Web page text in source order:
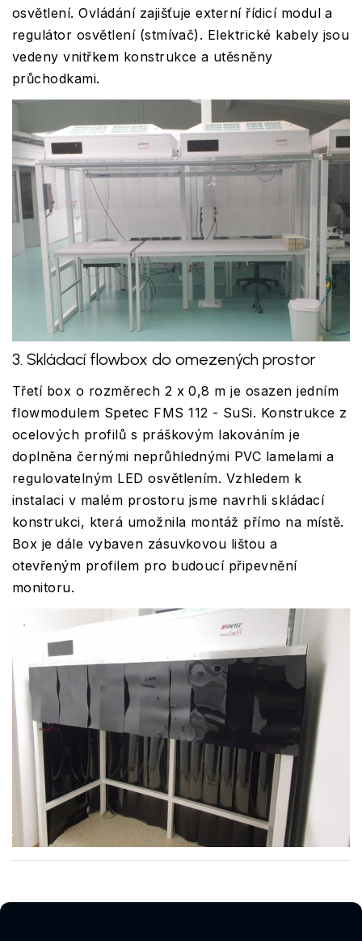
osvětlení. Ovládání zajišťuje externí řídicí modul a
regulátor osvětlení (stmívač). Elektrické kabely jsou
vedeny vnitřkem konstrukce a utěsněny
průchodkami.
3. Skládací flowbox do omezených prostor
Třetí box o rozměrech 2 x 0,8 m je osazen jedním
flowmodulem Spetec FMS 112 - SuSi. Konstrukce z
ocelových profilů s práškovým lakováním je
doplněna černými neprůhlednými PVC lamelami a
regulovatelným LED osvětlením. Vzhledem k
instalaci v malém prostoru jsme navrhli skládací
konstrukci, která umožnila montáž přímo na místě.
Box je dále vybaven zásuvkovou lištou a
otevřeným profilem pro budoucí připevnění
monitoru.